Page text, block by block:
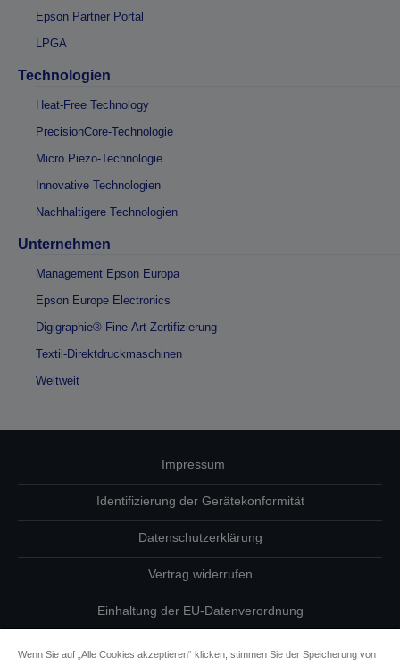
Epson Partner Portal
LPGA
Technologien
Heat-Free Technology
PrecisionCore-Technologie
Micro Piezo-Technologie
Innovative Technologien
Nachhaltigere Technologien
Unternehmen
Management Epson Europa
Epson Europe Electronics
Digigraphie® Fine-Art-Zertifizierung
Textil-Direktdruckmaschinen
Weltweit
Impressum
Identifizierung der Gerätekonformität
Datenschutzerklärung
Vertrag widerrufen
Einhaltung der EU-Datenverordnung
Wenn Sie auf „Alle Cookies akzeptieren“ klicken, stimmen Sie der Speicherung von